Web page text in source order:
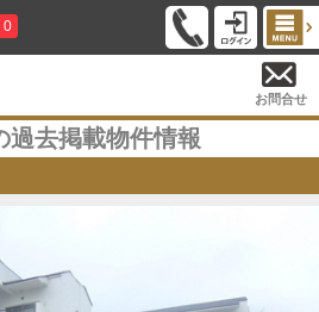
0
お問合せ
過去掲載物件情報